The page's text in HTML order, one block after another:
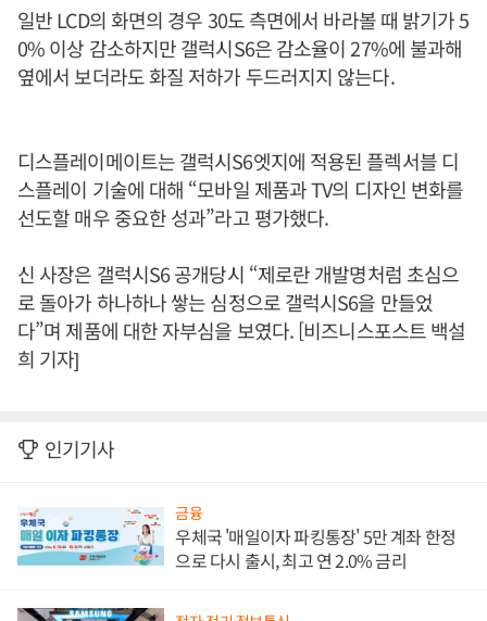
일반 LCD의 화면의 경우 30도 측면에서 바라볼 때 밝기가 5
0% 이상 감소하지만 갤럭시S6은 감소율이 27%에 불과해
옆에서 보더라도 화질 저하가 두드러지지 않는다.
디스플레이메이트는 갤럭시S6엣지에 적용된 플렉서블 디
스플레이 기술에 대해 “모바일 제품과 TV의 디자인 변화를
선도할 매우 중요한 성과”라고 평가했다.
신 사장은 갤럭시S6 공개당시 “제로란 개발명처럼 초심으
로 돌아가 하나하나 쌓는 심정으로 갤럭시S6을 만들었
다”며 제품에 대한 자부심을 보였다. [비즈니스포스트 백설
희 기자]
인기기사
금융
우체국 '매일이자 파킹통장' 5만 계좌 한정
으로 다시 출시, 최고 연 2.0% 금리